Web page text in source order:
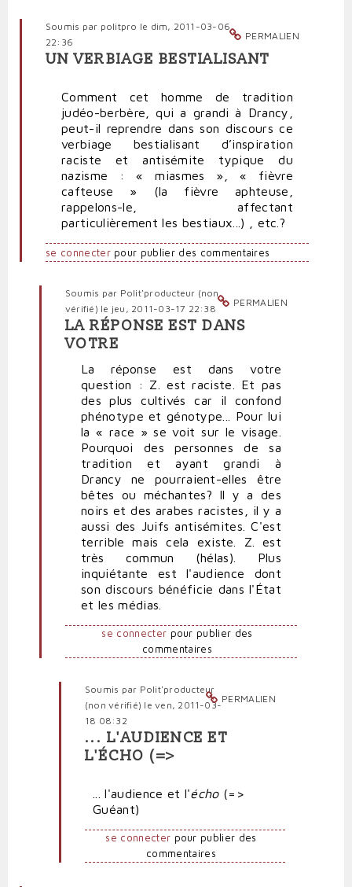
PERMALIEN
Soumis par politpro le dim, 2011-03-06
22:36
UN VERBIAGE BESTIALISANT
Comment cet homme de tradition
judéo-berbère, qui a grandi à Drancy,
peut-il reprendre dans son discours ce
verbiage bestialisant d’inspiration
raciste et antisémite typique du
nazisme : « miasmes », « fièvre
cafteuse » (la fièvre aphteuse,
rappelons-le, affectant
particulièrement les bestiaux...) , etc.?
se connecterpour publier des commentaires
PERMALIEN
Soumis par Polit'producteur (non
vérifié) le jeu, 2011-03-17 22:38
En
réponse
verbiage
bestialisant
politpro
LA RÉPONSE EST DANS
VOTRE
La réponse est dans votre
question : Z. est raciste. Et pas
des plus cultivés car il confond
phénotype et génotype... Pour lui
la « race » se voit sur le visage.
Pourquoi des personnes de sa
tradition et ayant grandi à
Drancy ne pourraient-elles être
bêtes ou méchantes? Il y a des
noirs et des arabes racistes, il y a
aussi des Juifs antisémites. C'est
terrible mais cela existe. Z. est
très commun (hélas). Plus
inquiétante est l'audience dont
son discours bénéficie dans l'État
et les médias.
se connecter pour publier des
commentaires
PERMALIEN
Soumis par Polit'producteur
(non vérifié) le ven, 2011-03-
18 08:32
En
réponse
réponse
dans
... L'AUDIENCE ET
L'ÉCHO (=>
... l'audience et l'écho(=>
Guéant)
se connecter pour publier des
commentaires